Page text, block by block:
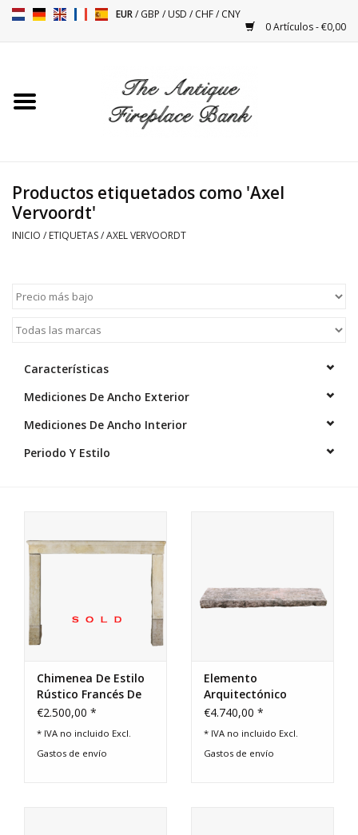
EUR/GBP /USD /CHF/CNY
0 Artículos - €0,00
Chimeneas Antiguas
De Chimeneas
Estufas
Elementos Decorativos De
Suelos De Piedra, Terracota
Y Mármol
Clientes Satisfechos
Mármoles Antiguos
Base de datos IA
Comprar tarjeta regalo
Productos etiquetados como 'Axel
Vervoordt'
INICIO / ETIQUETAS/AXEL VERVOORDT
Características
Mediciones De Ancho Exterior
Mediciones De Ancho Interior
Periodo Y Estilo
Chimenea De Estilo
Rústico Francés De
Piedra Caliza
€2.500,00 *
* IVA no incluido Excl.
Gastos de envío
Elemento
Arquitectónico
Francés
€4.740,00 *
* IVA no incluido Excl.
Gastos de envío